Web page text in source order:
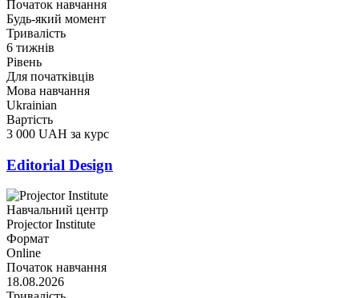
Початок навчання
Будь-який момент
Тривалість
6 тижнів
Рівень
Для початківців
Мова навчання
Ukrainian
Вартість
3 000 UAH за курс
Editorial Design
Навчальний центр
Projector Institute
Формат
Online
Початок навчання
18.08.2026